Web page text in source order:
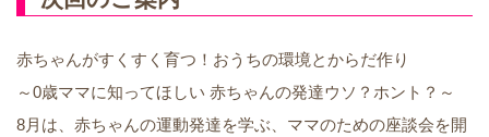
赤ちゃんがすくすく育つ！おうちの環境とからだ作り
～0歳ママに知ってほしい 赤ちゃんの発達ウソ？ホント？～
8月は、赤ちゃんの運動発達を学ぶ、ママのための座談会を開